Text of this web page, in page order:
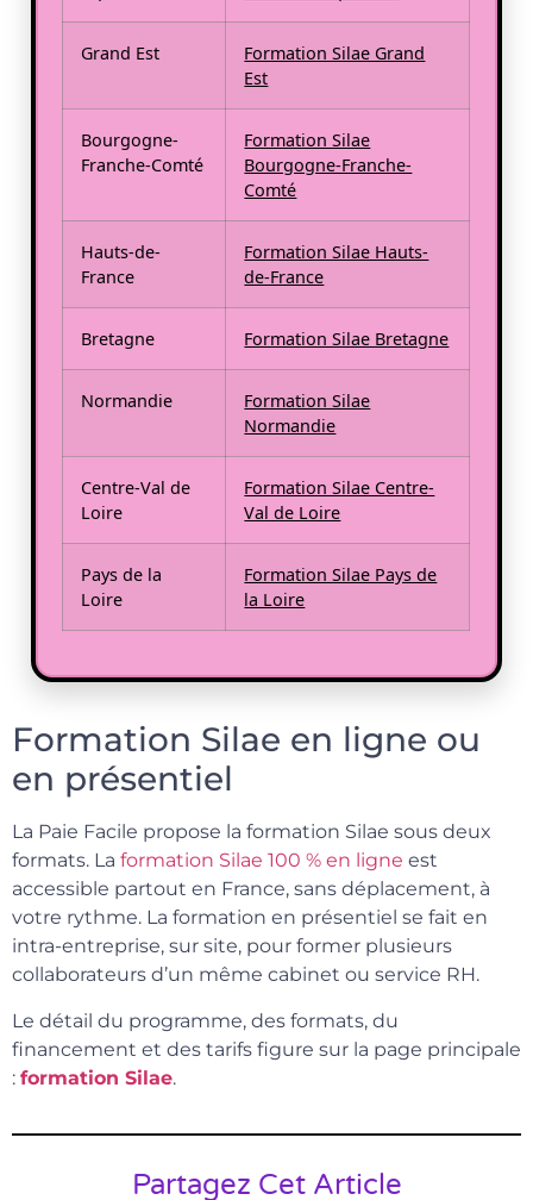
Grand Est
Formation Silae Grand
Est
Bourgogne-
Franche-Comté
Formation Silae
Bourgogne-Franche-
Comté
Hauts-de-
France
Formation Silae Hauts-
de-France
Bretagne Formation Silae Bretagne
Normandie
Formation Silae
Normandie
Centre-Val de
Loire
Formation Silae Centre-
Val de Loire
Pays de la
Loire
Formation Silae Pays de
la Loire
Formation Silae en ligne ou
en présentiel
La Paie Facile propose la formation Silae sous deux
formats. La formation Silae 100 % en ligne est
accessible partout en France, sans déplacement, à
votre rythme. La formation en présentiel se fait en
intra-entreprise, sur site, pour former plusieurs
collaborateurs d’un même cabinet ou service RH.
Le détail du programme, des formats, du
financement et des tarifs figure sur la page principale
: formation Silae.
Partagez Cet Article